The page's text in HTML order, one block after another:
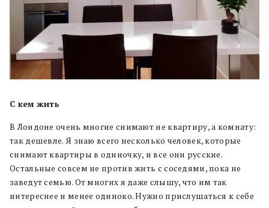
С кем жить
В Лондоне очень многие снимают не квартиру, а комнату:
так дешевле. Я знаю всего несколько человек, которые
снимают квартиры в одиночку, и все они русские.
Остальные совсем не против жить с соседями, пока не
заведут семью. От многих я даже слышу, что им так
интереснее и менее одиноко. Нужно прислушаться к себе